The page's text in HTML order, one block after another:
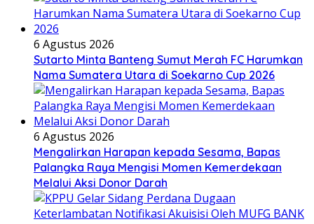
6 Agustus 2026
Sutarto Minta Banteng Sumut Merah FC Harumkan
Nama Sumatera Utara di Soekarno Cup 2026
6 Agustus 2026
Mengalirkan Harapan kepada Sesama, Bapas
Palangka Raya Mengisi Momen Kemerdekaan
Melalui Aksi Donor Darah